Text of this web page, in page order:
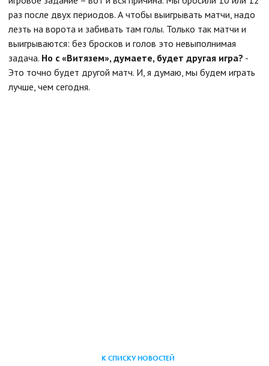
раз после двух периодов. А чтобы выигрывать матчи, надо
лезть на ворота и забивать там голы. Только так матчи и
выигрываются: без бросков и голов это невыполнимая
задача. Но с «Витязем», думаете, будет другая игра? -
Это точно будет другой матч. И, я думаю, мы будем играть
лучше, чем сегодня.
К СПИСКУ НОВОСТЕЙ